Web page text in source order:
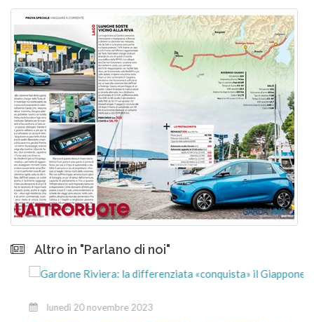
Altro in "Parlano di noi"
lunedì 20 novembre 2023